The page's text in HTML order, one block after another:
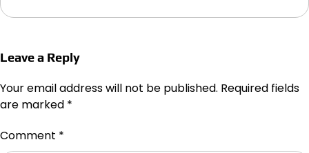
Leave a Reply
Your email address will not be published. Required fields
are marked *
Comment *